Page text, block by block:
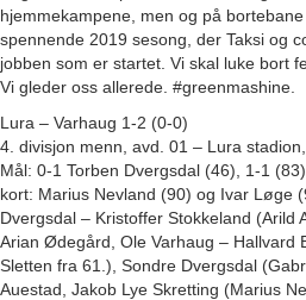
hjemmekampene, men og på
spennende 2019 sesong, der Taksi og
jobben som er startet. Vi skal luke bort
Vi gleder oss allerede. #greenmashine.
Lura – Varhaug 1-2 (0-0)
4. divisjon menn, avd. 01 – Lura
Mål: 0-1 Torben Dvergsdal (46), 1-1
kort: Marius Nevland (90) og Ivar Løge
Dvergsdal – Kristoffer Stokkeland (Arild
Arian Ødegård, Ole Varhaug – Hallvard
Sletten fra 61.), Sondre Dvergsdal
Auestad, Jakob Lye Skretting (Marius